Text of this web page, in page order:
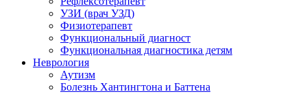
УЗИ (врач УЗД)
Физиотерапевт
Функциональный диагност
Функциональная диагностика детям
Неврология
Аутизм
Болезнь Хантингтона и Баттена